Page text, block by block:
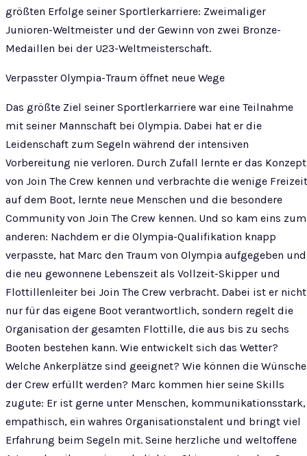
größten Erfolge seiner Sportlerkarriere: Zweimaliger
Junioren-Weltmeister und der Gewinn von zwei Bronze-
Medaillen bei der U23-Weltmeisterschaft.
Verpasster Olympia-Traum öffnet neue Wege
Das größte Ziel seiner Sportlerkarriere war eine Teilnahme
mit seiner Mannschaft bei Olympia. Dabei hat er die
Leidenschaft zum Segeln während der intensiven
Vorbereitung nie verloren. Durch Zufall lernte er das Konzept
von Join The Crew kennen und verbrachte die wenige Freizeit
auf dem Boot, lernte neue Menschen und die besondere
Community von Join The Crew kennen. Und so kam eins zum
anderen: Nachdem er die Olympia-Qualifikation knapp
verpasste, hat Marc den Traum von Olympia aufgegeben und
die neu gewonnene Lebenszeit als Vollzeit-Skipper und
Flottillenleiter bei Join The Crew verbracht. Dabei ist er nicht
nur für das eigene Boot verantwortlich, sondern regelt die
Organisation der gesamten Flottille, die aus bis zu sechs
Booten bestehen kann. Wie entwickelt sich das Wetter?
Welche Ankerplätze sind geeignet? Wie können die Wünsche
der Crew erfüllt werden? Marc kommen hier seine Skills
zugute: Er ist gerne unter Menschen, kommunikationsstark,
empathisch, ein wahres Organisationstalent und bringt viel
Erfahrung beim Segeln mit. Seine herzliche und weltoffene